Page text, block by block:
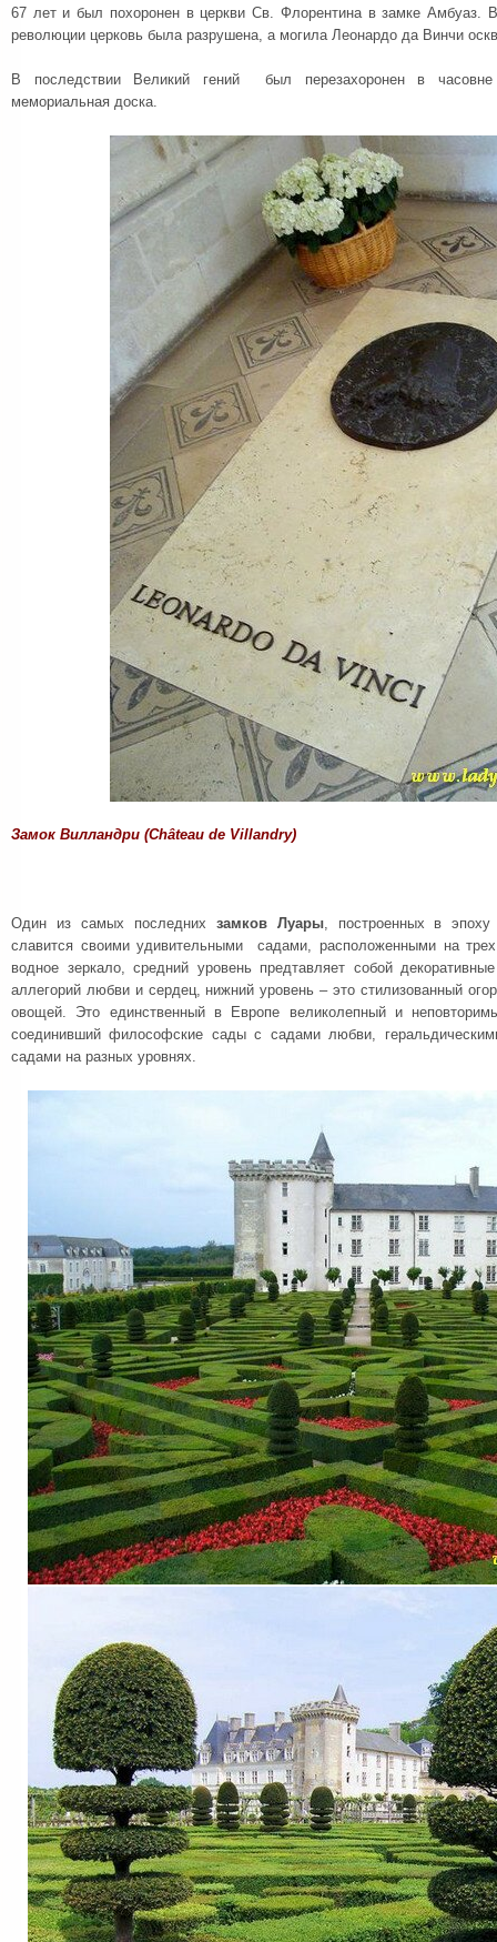
67 лет и был похоронен в церкви Св. Флорентина в замке Амбуаз.
революции церковь была разрушена, а могила Леонардо да Винчи
В последствии Великий гений был перезахоронен в часовне
мемориальная доска.
Замок Вилландри (Château de Villandry)
Один из самых последних замков Луары, построенных в
славится своими удивительными садами, расположенными на
водное зеркало, средний уровень предтавляет собой
аллегорий любви и сердец, нижний уровень – это стилизованный
овощей. Это единственный в Европе великолепный и
соединивший философские сады с садами любви,
садами на разных уровнях.